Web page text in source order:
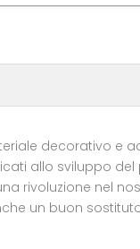
decorativo e
allo sviluppo
rivoluzione nel
un buon